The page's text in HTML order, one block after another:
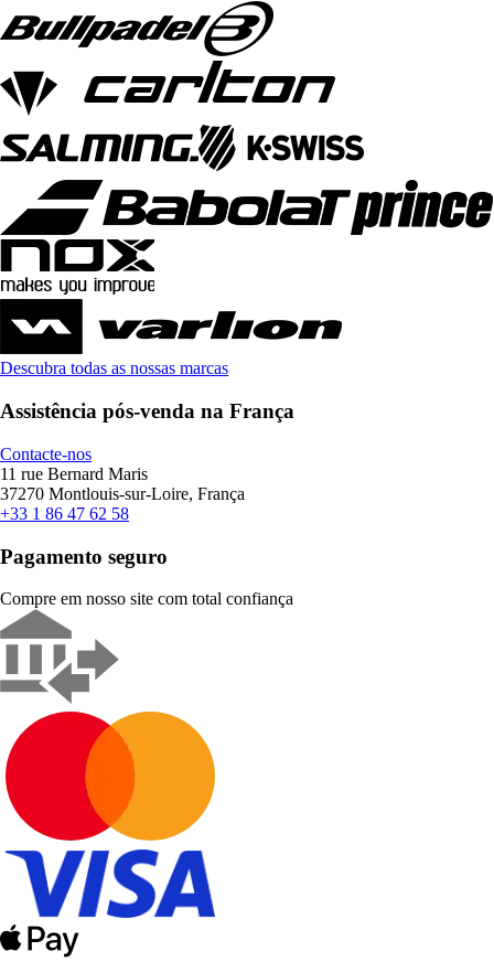
Descubra todas as nossas marcas
Assistência pós-venda na França
Contacte-nos
11 rue Bernard Maris
37270 Montlouis-sur-Loire, França
+33 1 86 47 62 58
Pagamento seguro
Compre em nosso site com total confiança